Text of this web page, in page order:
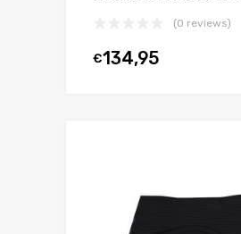
(0 reviews)
€134,95